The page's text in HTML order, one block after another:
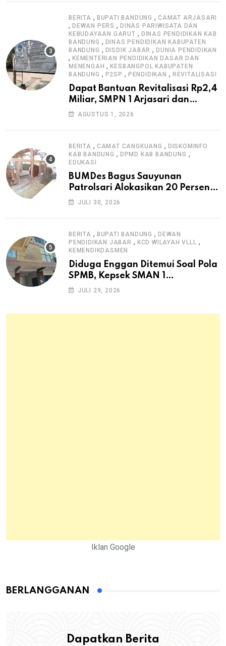
BERITA , BUPATI BANDUNG ,CAMAT ARJASARI
, DEWAN PERS , DINAS PARIWISATA DAN
KEBUDAYAAN GARUT , DINAS PENDIDIKAN KAB
BANDUNG , DINAS PENDIDIKAN KABUPATEN
BANDUNG , DISDIK JABAR ,DUNIA PENDIDIKAN
, KEMENTERIAN PENDIDIKAN DASAR DAN
MENENGAH ,KESBANGPOL KABUPATEN
BANDUNG , P2SP , PENDIDIKAN , REVITALISASI
Dapat Bantuan Revitalisasi Rp2,4
Miliar, SMPN 1 Arjasari dan
Masyarakat Sambut Antusias
AGUSTUS 1, 2026
BERITA , CAMAT CANGKUANG , DISKOMINFO
KAB BANDUNG , DPMD KAB BANDUNG ,
EDUKASI
BUMDes Bagus Sauyunan
Patrolsari Alokasikan 20 Persen
Dana Desa untuk Ketahanan
JULI 30, 2026
BERITA , BUPATI BANDUNG ,DEWAN
PENDIDIKAN JABAR , KCD WILAYAH VLLL ,
KEMENDIKDASMEN
Diduga Enggan Ditemui Soal Pola
SPMB, Kepsek SMAN 1
Dayeuhkolot Dikeluhkan Orang
JULI 29, 2026
Iklan Google
BERLANGGANAN
Dapatkan Berita